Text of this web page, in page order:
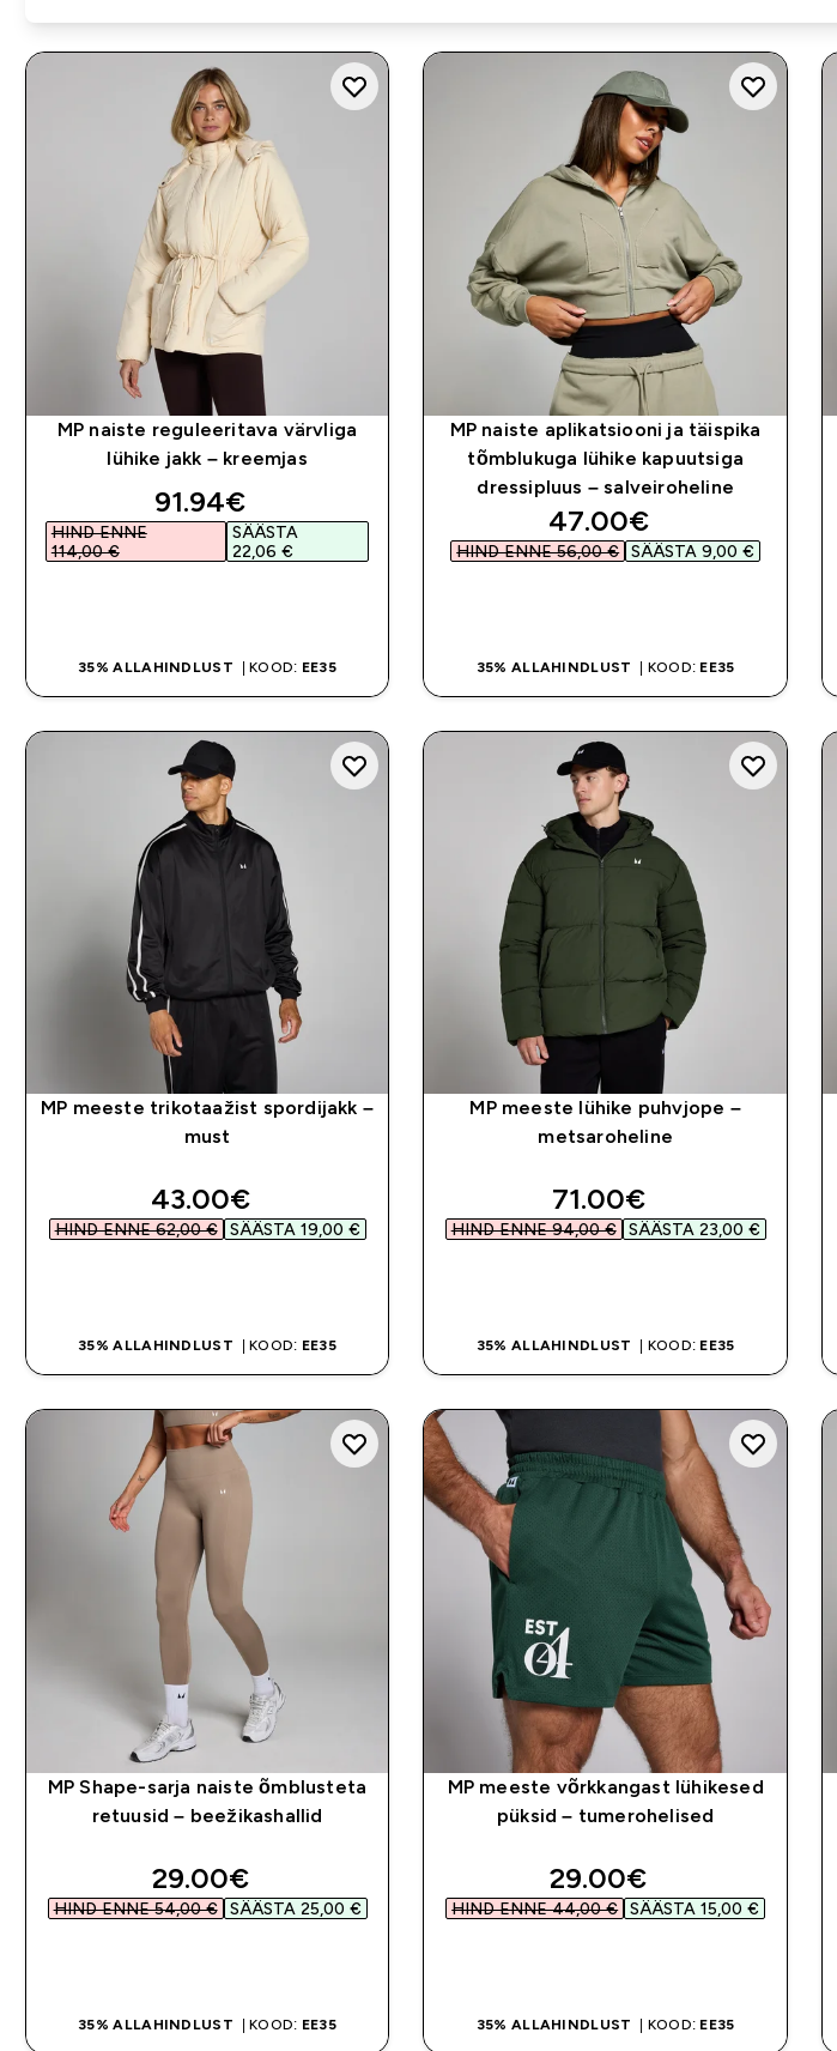
MP naiste reguleeritava värvliga
lühike jakk – kreemjas
discounted price
91.94€‎
HIND ENNE
114,00 €‎
SÄÄSTA
22,06 €‎
35% ALLAHINDLUST | KOOD: EE35
MP naiste aplikatsiooni ja täispika
tõmblukuga lühike kapuutsiga
dressipluus – salveiroheline
discounted price
47.00€‎
HIND ENNE 56,00 €‎ SÄÄSTA 9,00 €‎
35% ALLAHINDLUST | KOOD: EE35
MP meeste trikotaažist spordijakk –
must
discounted price
43.00€‎
HIND ENNE 62,00 €‎ SÄÄSTA 19,00 €‎
35% ALLAHINDLUST | KOOD: EE35
MP meeste lühike puhvjope –
metsaroheline
discounted price
71.00€‎
HIND ENNE 94,00 €‎ SÄÄSTA 23,00 €‎
35% ALLAHINDLUST | KOOD: EE35
MP Shape-sarja naiste õmblusteta
retuusid – beežikashallid
discounted price
29.00€‎
HIND ENNE 54,00 €‎ SÄÄSTA 25,00 €‎
35% ALLAHINDLUST | KOOD: EE35
MP meeste võrkkangast lühikesed
püksid – tumerohelised
discounted price
29.00€‎
HIND ENNE 44,00 €‎ SÄÄSTA 15,00 €‎
35% ALLAHINDLUST | KOOD: EE35